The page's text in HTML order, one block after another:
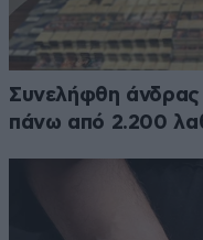
Συνελήφθη
πάνω από 2.200